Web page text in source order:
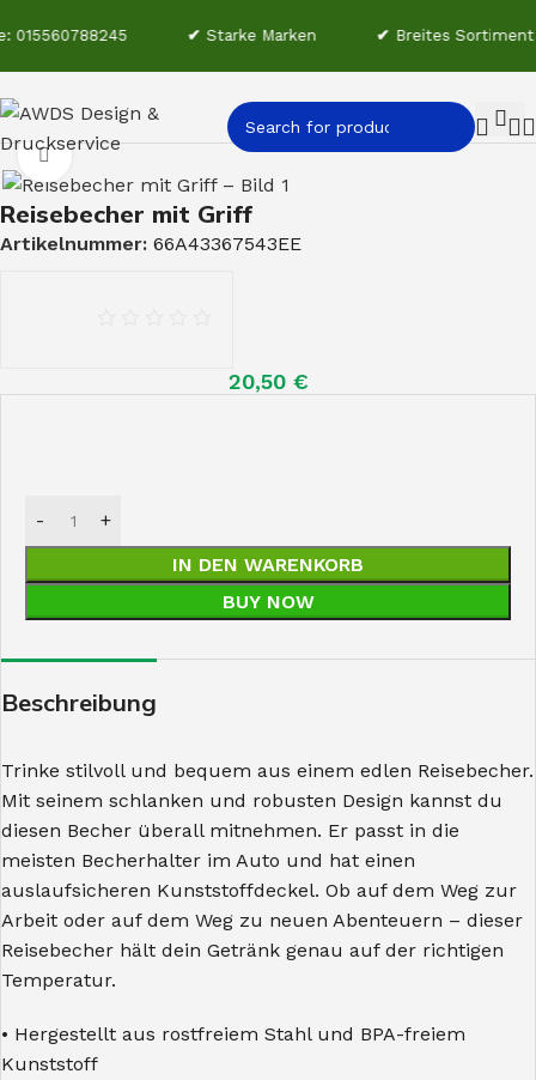
✔ Starke Marken ✔ Breites Sortiment
Start Werbeartikel
Click to enlarge
Reisebecher mit Griff
Artikelnummer: 66A43367543EE
20,50 €
IN DEN WARENKORB
BUY NOW
Beschreibung
Trinke stilvoll und bequem aus einem edlen Reisebecher.
Mit seinem schlanken und robusten Design kannst du
diesen Becher überall mitnehmen. Er passt in die
meisten Becherhalter im Auto und hat einen
auslaufsicheren Kunststoffdeckel. Ob auf dem Weg zur
Arbeit oder auf dem Weg zu neuen Abenteuern – dieser
Reisebecher hält dein Getränk genau auf der richtigen
Temperatur.
• Hergestellt aus rostfreiem Stahl und BPA-freiem
Kunststoff